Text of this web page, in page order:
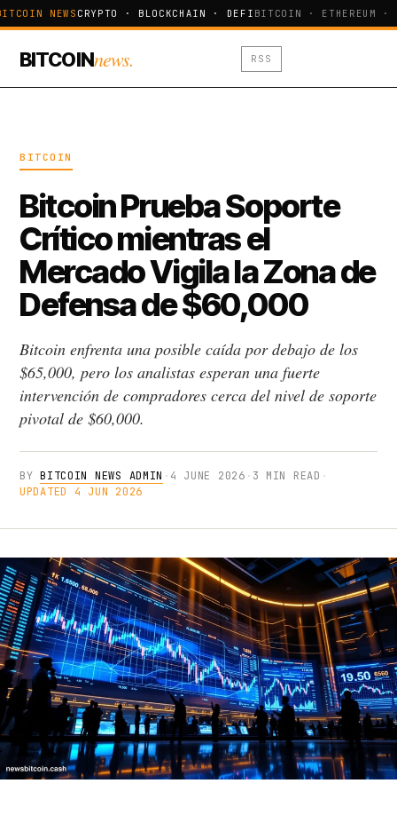
NEWS CRYPTO · BLOCKCHAIN · DEFIBITCOIN · ETHEREUM ·
BITCOINnews. RSS
BITCOIN
Bitcoin Prueba Soporte
Crítico mientras el
Mercado Vigila la Zona de
Defensa de $60,000
Bitcoin enfrenta una posible caída por debajo de los
$65,000, pero los analistas esperan una fuerte
intervención de compradores cerca del nivel de soporte
pivotal de $60,000.
BYBITCOIN NEWS ADMIN · 4 JUNE 2026 · 3 MIN READ ·
UPDATED 4 JUN 2026